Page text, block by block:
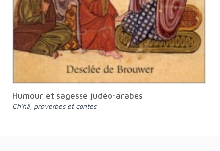
Humour et sagesse judéo-arabes
Ch'hâ, proverbes et contes